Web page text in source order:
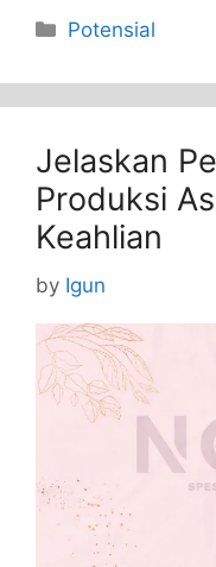
Categories
Potensial
Jelaskan
Produksi
Keahlian
by Igun